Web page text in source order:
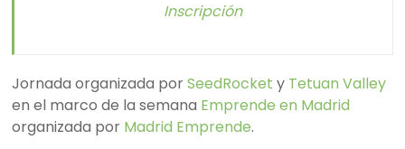
en
fase
inicial
Inscripción
Jornada organizada porSeedRocket y Tetuan Valley
en el marco de la semana Emprende en Madrid
organizada por Madrid Emprende.